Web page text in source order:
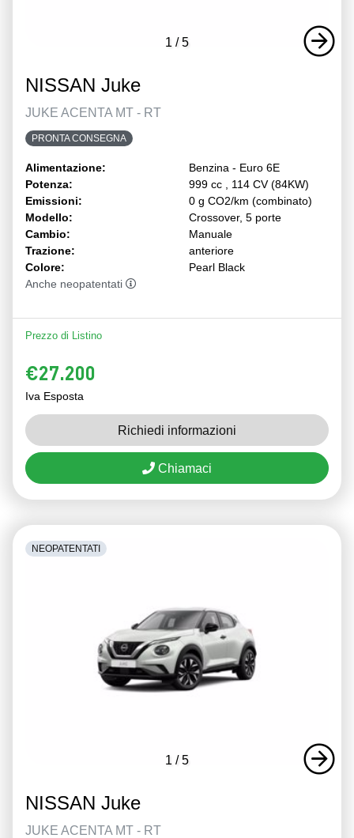
1 /5
NISSAN Juke
JUKE ACENTA MT - RT
PRONTA CONSEGNA
Alimentazione:
Benzina - Euro 6E
Potenza:
999 cc , 114 CV (84KW)
Emissioni:
0 g CO2/km (combinato)
Modello:
Crossover, 5 porte
Cambio:
Manuale
Trazione:
anteriore
Colore:
Pearl Black
Anche neopatentati
Prezzo di Listino
€27.200
Iva Esposta
Richiedi informazioni
Chiamaci
1 /5
NEOPATENTATI
NISSAN Juke
JUKE ACENTA MT - RT